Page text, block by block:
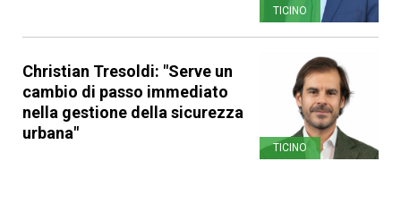
TICINO
Christian Tresoldi: "Serve un
cambio di passo immediato
nella gestione della sicurezza
urbana"
TICINO